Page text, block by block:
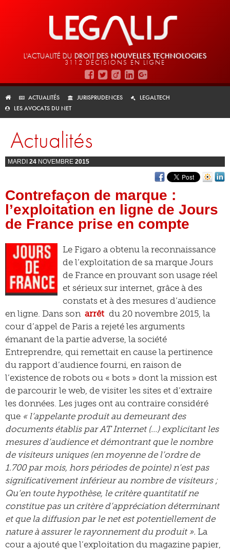
L'ACTUALITÉ DU DROIT DES NOUVELLES TECHNOLOGIES
3112 DÉCISIONS EN LIGNE
ACTUALITÉS JURISPRUDENCES
LEGALTECH
LES AVOCATS DU NET
Actualités
MARDI 24 NOVEMBRE 2015
Contrefaçon de marque :
l’exploitation en ligne de Jours
de France prise en compte
Le Figaro a obtenu la reconnaissance
de l’exploitation de sa marque Jours
de France en prouvant son usage réel
et sérieux sur internet, grâce à des
constats et à des mesures d’audience
en ligne. Dans son arrêt du 20 novembre 2015, la
cour d’appel de Paris a rejeté les arguments
émanant de la partie adverse, la société
Entreprendre, qui remettait en cause la pertinence
du rapport d’audience fourni, en raison de
l’existence de robots ou « bots » dont la mission est
de parcourir le web, de visiter les sites et d’extraire
les données. Les juges ont au contraire considéré
que « l’appelante produit au demeurant des
documents établis par AT Internet (…) explicitant les
mesures d’audience et démontrant que le nombre
de visiteurs uniques (en moyenne de l’ordre de
1.700 par mois, hors périodes de pointe) n’est pas
significativement inférieur au nombre de visiteurs ;
Qu’en toute hypothèse, le critère quantitatif ne
constitue pas un critère d’appréciation déterminant
et que la diffusion par le net est potentiellement de
nature à assurer le rayonnement du produit ». La
cour a ajouté que l’exploitation du magazine papier,